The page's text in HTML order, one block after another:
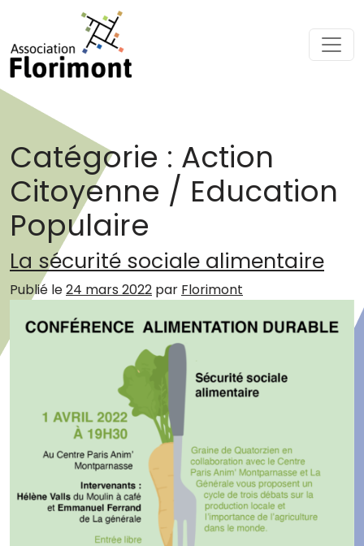
Passer au contenu
Navigation principale
Catégorie : Action
Citoyenne / Education
Populaire
La sécurité sociale alimentaire
Publié le24 mars 2022 par Florimont